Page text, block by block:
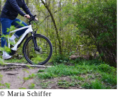
© Maria Schiffer